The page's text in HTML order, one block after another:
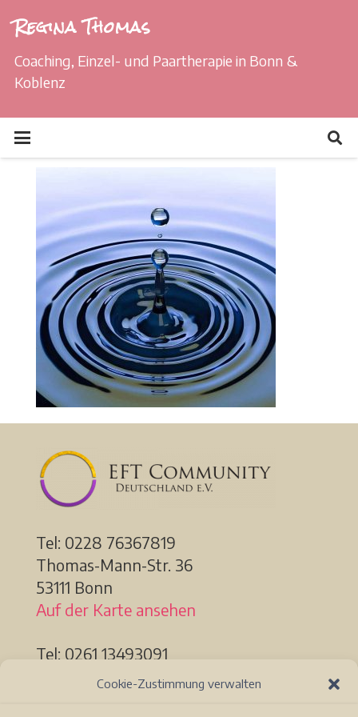
Cookie-Zustimmung verwalten
Regina Thomas
Coaching, Einzel- und Paartherapie in Bonn &
Koblenz
Tel: 0228 76367819
Thomas-Mann-Str. 36
53111 Bonn
Auf der Karte ansehen
Tel: 0261 13493091
Löhrstr. 91a